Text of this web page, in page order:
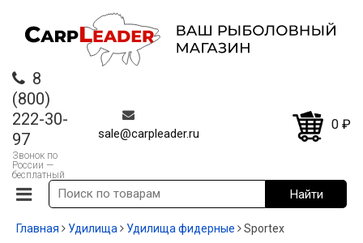
8
(800)
222-30-
97
Звонок по
России —
бесплатный
sale@carpleader.ru
0 ₽
Главная Удилища Удилища фидерные Sportex